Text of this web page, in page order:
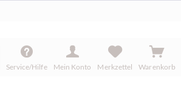
Service/Hilfe Mein Konto Merkzettel Warenkorb